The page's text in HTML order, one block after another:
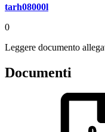
tarh08000l
0
Leggere documento
Documenti